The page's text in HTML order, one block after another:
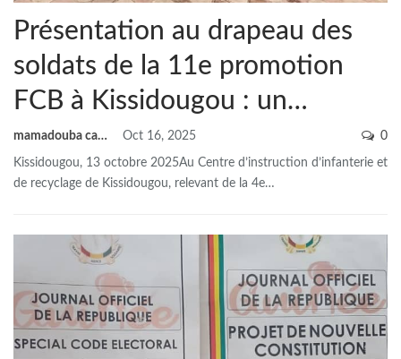
Présentation au drapeau des
soldats de la 11e promotion
FCB à Kissidougou : un…
mamadouba camara Oct 16, 2025 0
Kissidougou, 13 octobre 2025Au Centre d’instruction d’infanterie et
de recyclage de Kissidougou, relevant de la 4e…